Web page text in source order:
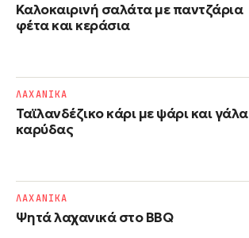
Καλοκαιρινή σαλάτα με παντζάρια
φέτα και κεράσια
Ταϊλανδέζικο κάρι με ψάρι και γάλα
καρύδας
ΛΑΧΑΝΙΚΑ
Ψητά λαχανικά στο BBQ
ΛΑΧΑΝΙΚΑ